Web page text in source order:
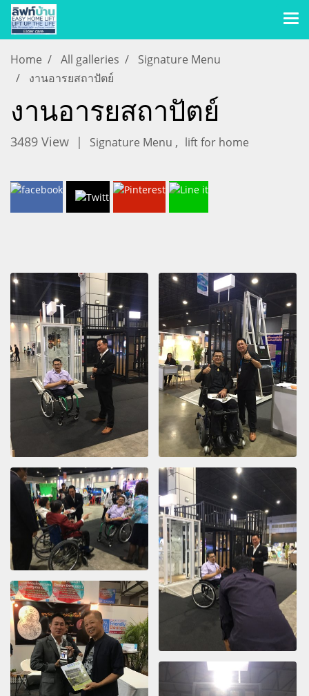
Home All galleries
Signature Menu
งานอารยสถาปัตย์
งานอารยสถาปัตย์
3489 View | Signature Menu , lift for home